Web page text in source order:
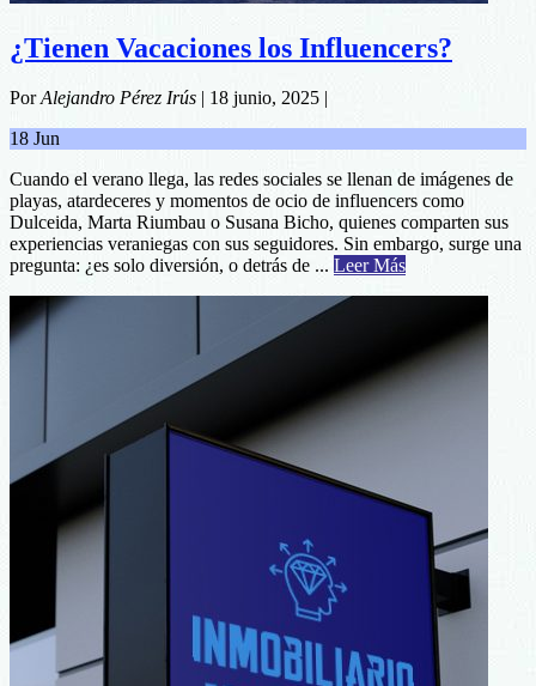
¿Tienen Vacaciones los Influencers?
PorAlejandro Pérez Irús | 18 junio, 2025 |
18 Jun
Cuando el verano llega, las redes sociales se llenan de imágenes de
playas, atardeceres y momentos de ocio de influencers como
Dulceida, Marta Riumbau o Susana Bicho, quienes comparten sus
experiencias veraniegas con sus seguidores. Sin embargo, surge una
pregunta: ¿es solo diversión, o detrás de ... Leer Másabout
Influencers?